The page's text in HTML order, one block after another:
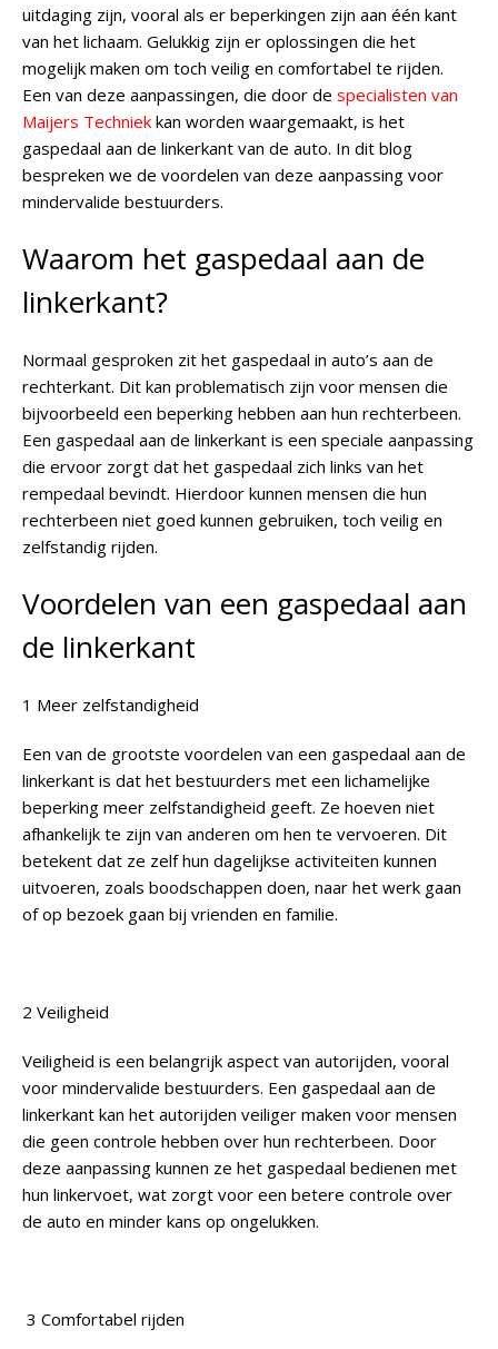
uitdaging zijn, vooral als er beperkingen zijn aan één kant
van het lichaam. Gelukkig zijn er oplossingen die het
mogelijk maken om toch veilig en comfortabel te rijden.
Een van deze aanpassingen, die door de specialisten van
Maijers Techniek kan worden waargemaakt, is het
gaspedaal aan de linkerkant van de auto. In dit blog
bespreken we de voordelen van deze aanpassing voor
mindervalide bestuurders.
Waarom het gaspedaal aan de
linkerkant?
Normaal gesproken zit het gaspedaal in auto’s aan de
rechterkant. Dit kan problematisch zijn voor mensen die
bijvoorbeeld een beperking hebben aan hun rechterbeen.
Een gaspedaal aan de linkerkant is een speciale aanpassing
die ervoor zorgt dat het gaspedaal zich links van het
rempedaal bevindt. Hierdoor kunnen mensen die hun
rechterbeen niet goed kunnen gebruiken, toch veilig en
zelfstandig rijden.
Voordelen van een gaspedaal aan
de linkerkant
1 Meer zelfstandigheid
Een van de grootste voordelen van een gaspedaal aan de
linkerkant is dat het bestuurders met een lichamelijke
beperking meer zelfstandigheid geeft. Ze hoeven niet
afhankelijk te zijn van anderen om hen te vervoeren. Dit
betekent dat ze zelf hun dagelijkse activiteiten kunnen
uitvoeren, zoals boodschappen doen, naar het werk gaan
of op bezoek gaan bij vrienden en familie.
2 Veiligheid
Veiligheid is een belangrijk aspect van autorijden, vooral
voor mindervalide bestuurders. Een gaspedaal aan de
linkerkant kan het autorijden veiliger maken voor mensen
die geen controle hebben over hun rechterbeen. Door
deze aanpassing kunnen ze het gaspedaal bedienen met
hun linkervoet, wat zorgt voor een betere controle over
de auto en minder kans op ongelukken.
3 Comfortabel rijden